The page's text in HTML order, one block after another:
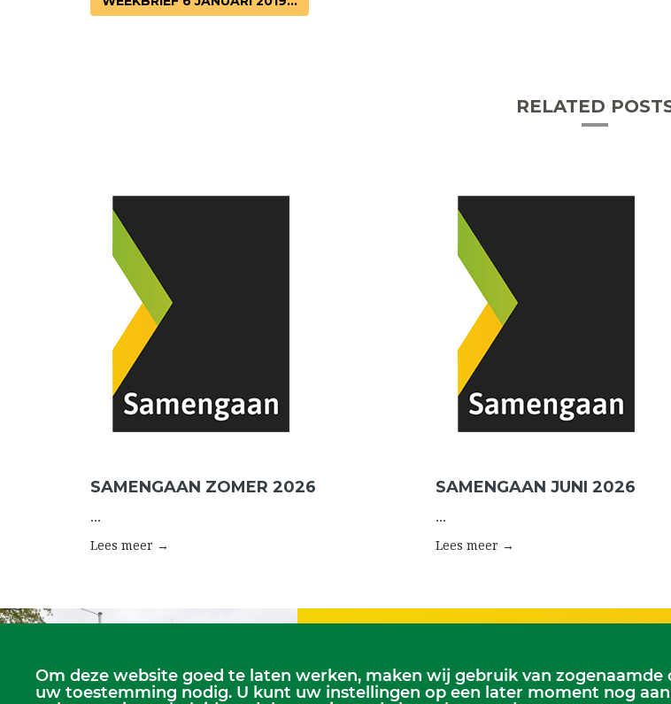
RELATED
SAMENGAAN ZOMER 2026
...
Lees meer →
SAMENGAAN JUNI 2026
...
Lees meer →
Zondagse dienst:
Kerkelijk Bureau
Om deze website goed te laten werken, maken wij gebruik van
uw toestemming nodig. U kunt uw instellingen op een later moment nog